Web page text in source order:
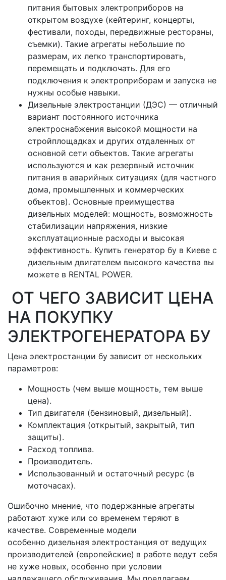
питания бытовых электроприборов на
открытом воздухе (кейтеринг, концерты,
фестивали, походы, передвижные рестораны,
съемки). Такие агрегаты небольшие по
размерам, их легко транспортировать,
перемещать и подключать. Для его
подключения к электроприборам и запуска не
нужны особые навыки.
Дизельные электростанции (ДЭС) — отличный
вариант постоянного источника
электроснабжения высокой мощности на
стройплощадках и других отдаленных от
основной сети объектов. Такие агрегаты
используются и как резервный источник
питания в аварийных ситуациях (для частного
дома, промышленных и коммерческих
объектов). Основные преимущества
дизельных моделей: мощность, возможность
стабилизации напряжения, низкие
эксплуатационные расходы и высокая
эффективность. Купить генератор бу в Киеве с
дизельным двигателем высокого качества вы
можете в RENTAL POWER.
ОТ ЧЕГО ЗАВИСИТ ЦЕНА
НА ПОКУПКУ
ЭЛЕКТРОГЕНЕРАТОРА БУ
Цена электростанции бу зависит от нескольких
параметров:
Мощность (чем выше мощность, тем выше
цена).
Тип двигателя (бензиновый, дизельный).
Комплектация (открытый, закрытый, тип
защиты).
Расход топлива.
Производитель.
Использованный и остаточный ресурс (в
моточасах).
Ошибочно мнение, что подержанные агрегаты
работают хуже или со временем теряют в
качестве. Современные модели
особенно дизельная электростанция от ведущих
производителей (европейские) в работе ведут себя
не хуже новых, особенно при условии